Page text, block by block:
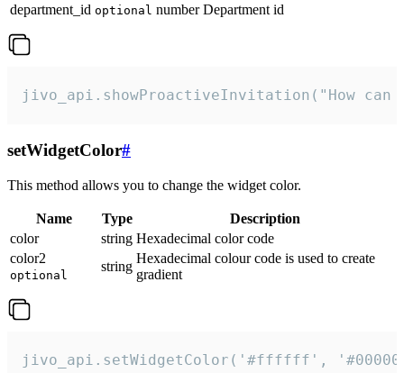
department_id optional number Department id
jivo_api.showProactiveInvitation("How
setWidgetColor#
This method allows you to change the widget color.
Name Type
Description
color
string Hexadecimal color code
color2
optional
string
Hexadecimal colour code is used to create
gradient
jivo_api.setWidgetColor('#ffffff',